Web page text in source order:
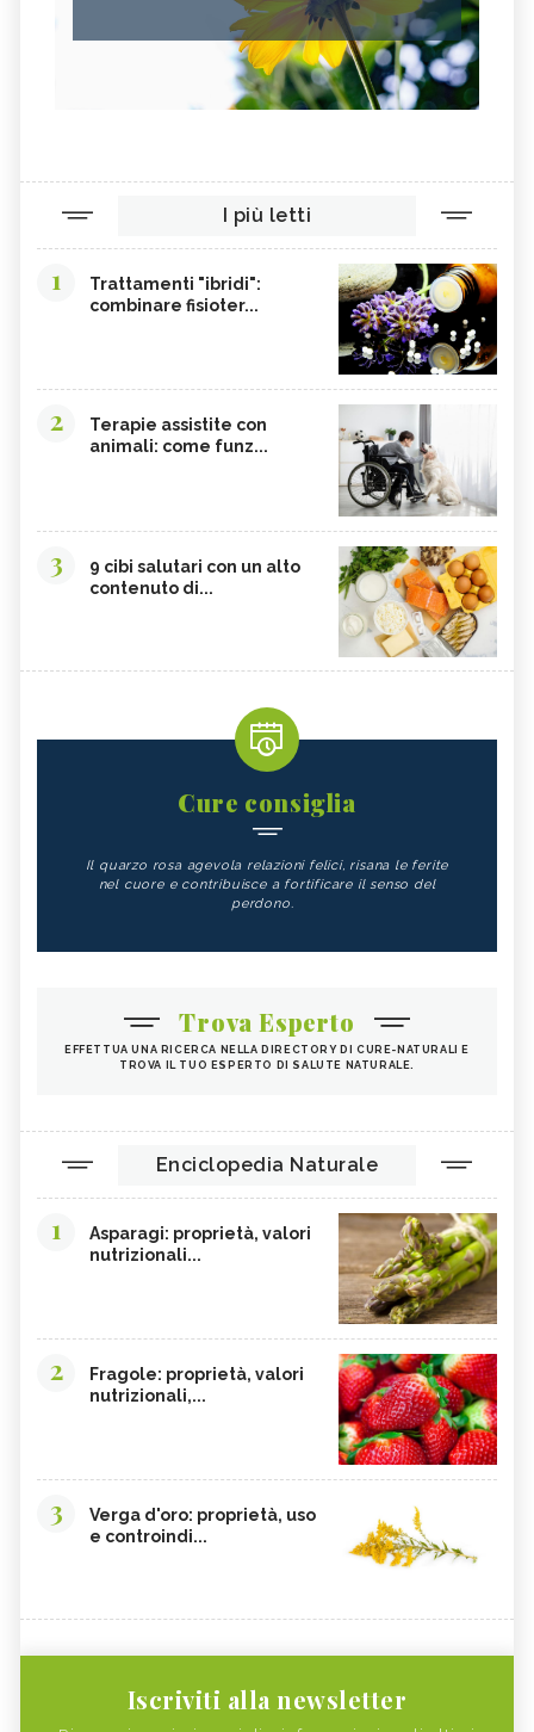
I più letti
1
Trattamenti "ibridi":
combinare fisioter...
2
Terapie assistite con
animali: come funz...
3
9 cibi salutari con un alto
contenuto di...
Cure consiglia
Il quarzo rosa agevola relazioni felici, risana le ferite
nel cuore e contribuisce a fortificare il senso del
perdono.
Trova Esperto
EFFETTUA UNA RICERCA NELLA DIRECTORY DI CURE-NATURALI E
TROVA IL TUO ESPERTO DI SALUTE NATURALE.
Enciclopedia Naturale
1
Asparagi: proprietà, valori
nutrizionali...
2
Fragole: proprietà, valori
nutrizionali,...
3
Verga d'oro: proprietà, uso
e controindi...
Iscriviti alla newsletter